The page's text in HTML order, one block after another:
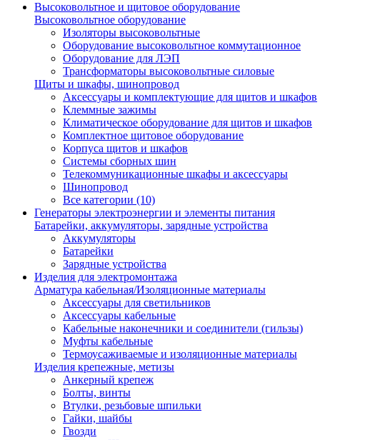
Высоковольтное и щитовое оборудование
Высоковольтное оборудование
Изоляторы высоковольтные
Оборудование высоковольтное коммутационное
Оборудование для ЛЭП
Трансформаторы высоковольтные силовые
Щиты и шкафы, шинопровод
Аксессуары и комплектующие для щитов и шкафов
Клеммные зажимы
Климатическое оборудование для щитов и шкафов
Комплектное щитовое оборудование
Корпуса щитов и шкафов
Системы сборных шин
Телекоммуникационные шкафы и аксессуары
Шинопровод
Все категории (10)
Генераторы электроэнергии и элементы питания
Батарейки, аккумуляторы, зарядные устройства
Аккумуляторы
Батарейки
Зарядные устройства
Изделия для электромонтажа
Арматура кабельная/Изоляционные материалы
Аксессуары для светильников
Аксессуары кабельные
Кабельные наконечники и соединители (гильзы)
Муфты кабельные
Термоусаживаемые и изоляционные материалы
Изделия крепежные, метизы
Анкерный крепеж
Болты, винты
Втулки, резьбовые шпильки
Гайки, шайбы
Гвозди